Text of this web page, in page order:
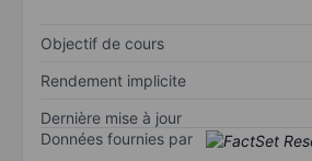
Objectif de cours
Rendement implicite
Dernière mise à jour
Données fournies par